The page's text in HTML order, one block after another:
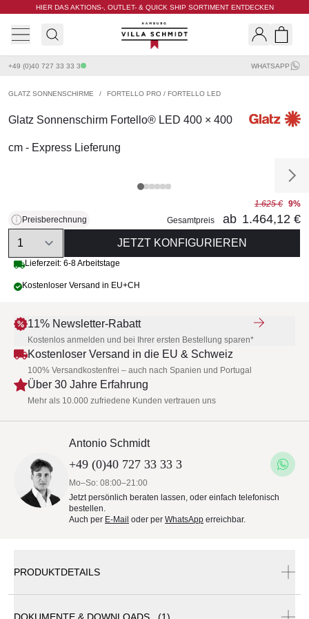
HIER DAS AKTIONS-, OUTLET- & QUICK SHIP SORTIMENT ENTDECKEN
Villa Schmidt
+49 (0)40 727 33 33 3 WHATSAPP
GLATZ SONNENSCHIRME / FORTELLO PRO / FORTELLO LED
Glatz Sonnenschirm Fortello® LED 400 × 400
cm - Express Lieferung
Preisberechnung
1.625 € 9%
Gesamtpreis
ab 1.464,12 €
Quantity
JETZT KONFIGURIEREN
Lieferzeit: 6-8 Arbeitstage
Kostenloser Versand in EU+CH
11% Newsletter-Rabatt
Kostenlos anmelden und bei Ihrer ersten Bestellung sparen*
Kostenloser Versand in die EU & Schweiz
100% Versandkostenfrei – auch nach Spanien und Portugal
Über 30 Jahre Erfahrung
Mehr als 10.000 zufriedene Kunden vertrauen uns
Antonio Schmidt
+49 (0)40 727 33 33 3
Mo–So: 08:00–21:00
Jetzt persönlich beraten lassen, oder einfach telefonisch
bestellen.
Auch per E-Mail oder per WhatsApp erreichbar.
PRODUKTDETAILS
DOKUMENTE & DOWNLOADS (1)